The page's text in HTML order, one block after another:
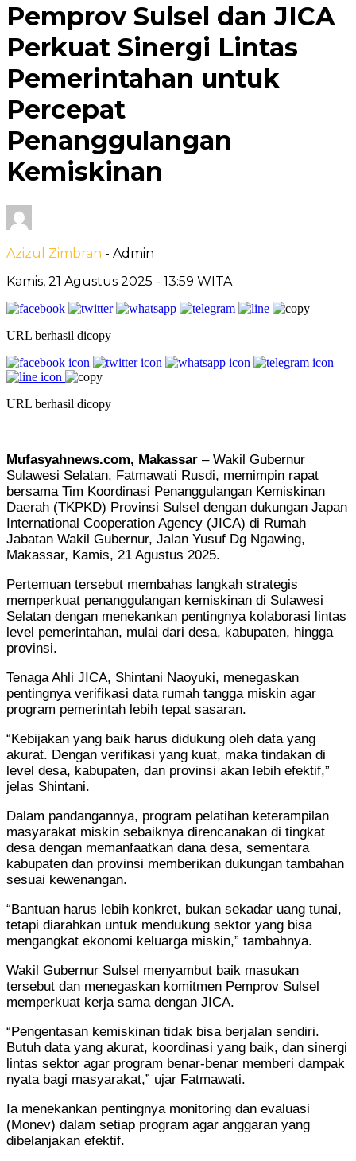
Pemprov Sulsel dan JICA
Perkuat Sinergi Lintas
Pemerintahan untuk
Percepat
Penanggulangan
Kemiskinan
Azizul Zimbran - Admin
Kamis, 21 Agustus 2025 - 13:59 WITA
URL berhasil dicopy
URL berhasil dicopy
Mufasyahnews.com, Makassar – Wakil Gubernur
Sulawesi Selatan, Fatmawati Rusdi, memimpin rapat
bersama Tim Koordinasi Penanggulangan Kemiskinan
Daerah (TKPKD) Provinsi Sulsel dengan dukungan Japan
International Cooperation Agency (JICA) di Rumah
Jabatan Wakil Gubernur, Jalan Yusuf Dg Ngawing,
Makassar, Kamis, 21 Agustus 2025.
Pertemuan tersebut membahas langkah strategis
memperkuat penanggulangan kemiskinan di Sulawesi
Selatan dengan menekankan pentingnya kolaborasi lintas
level pemerintahan, mulai dari desa, kabupaten, hingga
provinsi.
Tenaga Ahli JICA, Shintani Naoyuki, menegaskan
pentingnya verifikasi data rumah tangga miskin agar
program pemerintah lebih tepat sasaran.
“Kebijakan yang baik harus didukung oleh data yang
akurat. Dengan verifikasi yang kuat, maka tindakan di
level desa, kabupaten, dan provinsi akan lebih efektif,”
jelas Shintani.
Dalam pandangannya, program pelatihan keterampilan
masyarakat miskin sebaiknya direncanakan di tingkat
desa dengan memanfaatkan dana desa, sementara
kabupaten dan provinsi memberikan dukungan tambahan
sesuai kewenangan.
“Bantuan harus lebih konkret, bukan sekadar uang tunai,
tetapi diarahkan untuk mendukung sektor yang bisa
mengangkat ekonomi keluarga miskin,” tambahnya.
Wakil Gubernur Sulsel menyambut baik masukan
tersebut dan menegaskan komitmen Pemprov Sulsel
memperkuat kerja sama dengan JICA.
“Pengentasan kemiskinan tidak bisa berjalan sendiri.
Butuh data yang akurat, koordinasi yang baik, dan sinergi
lintas sektor agar program benar-benar memberi dampak
nyata bagi masyarakat,” ujar Fatmawati.
Ia menekankan pentingnya monitoring dan evaluasi
(Monev) dalam setiap program agar anggaran yang
dibelanjakan efektif.